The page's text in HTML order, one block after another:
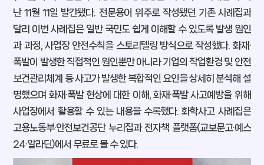
난 11월 11일 발간됐다. 전문용어 위주로 작성됐던 기존 사례집과
달리 이번 사례집은 일반 국민도 쉽게 이해할 수 있도록 발생 원인
과 과정, 사업장 안전수칙을 스토리텔링 방식으로 작성했다. 화재·
폭발이 발생한 직접적인 원인뿐만 아니라 기업의 작업환경 및 안전
보건관리체계 등 사고가 발생한 복합적인 요인을 상세히 분석해 설
명했으며 화재·폭발 현상에 대한 이해, 화재·폭발 사고예방을 위해
사업장에서 활용할 수 있는 내용을 수록했다. 화학사고 사례집은
고용노동부·안전보건공단 누리집과 전자책 플랫폼(교보문고·예스
24·알라딘)에서 무료로 볼 수 있다.